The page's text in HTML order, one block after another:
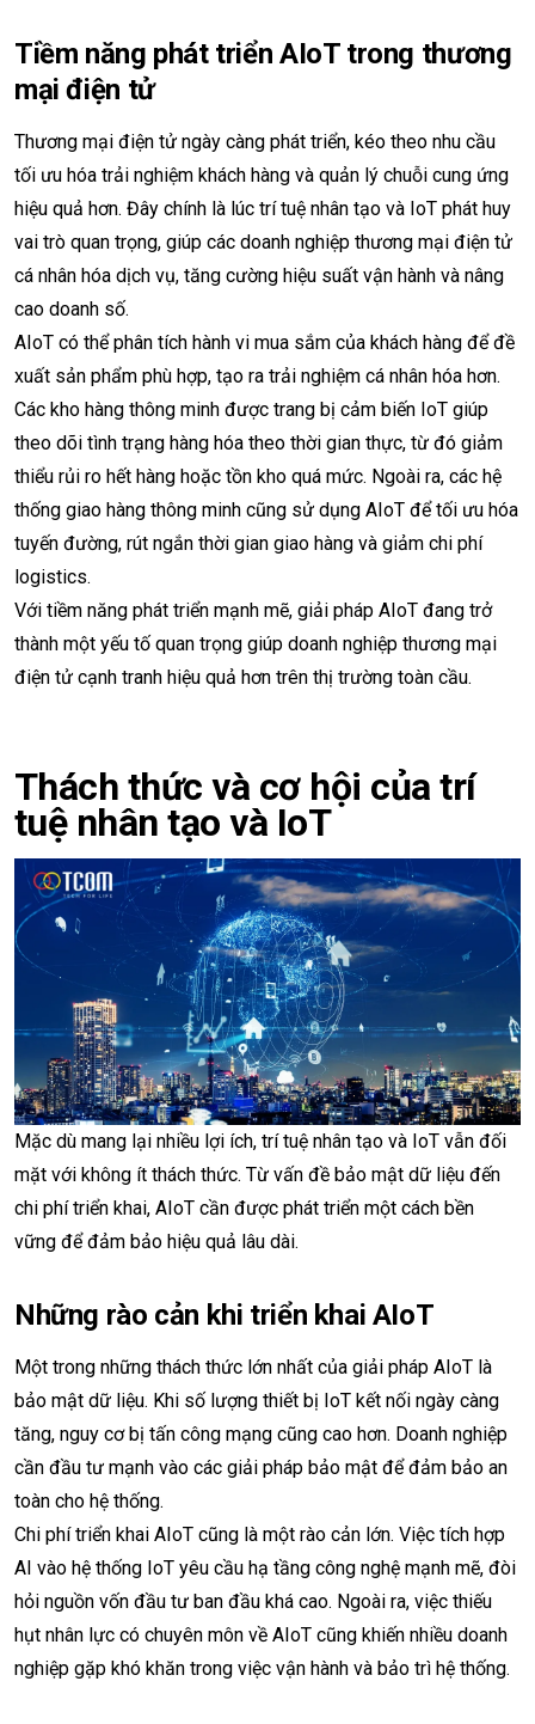
Tiềm năng phát triển AIoT trong thương
mại điện tử
Thương mại điện tử ngày càng phát triển, kéo theo nhu cầu
tối ưu hóa trải nghiệm khách hàng và quản lý chuỗi cung ứng
hiệu quả hơn. Đây chính là lúc trí tuệ nhân tạo và IoT phát huy
vai trò quan trọng, giúp các doanh nghiệp thương mại điện tử
cá nhân hóa dịch vụ, tăng cường hiệu suất vận hành và nâng
cao doanh số.
AIoT có thể phân tích hành vi mua sắm của khách hàng để đề
xuất sản phẩm phù hợp, tạo ra trải nghiệm cá nhân hóa hơn.
Các kho hàng thông minh được trang bị cảm biến IoT giúp
theo dõi tình trạng hàng hóa theo thời gian thực, từ đó giảm
thiểu rủi ro hết hàng hoặc tồn kho quá mức. Ngoài ra, các hệ
thống giao hàng thông minh cũng sử dụng AIoT để tối ưu hóa
tuyến đường, rút ngắn thời gian giao hàng và giảm chi phí
logistics.
Với tiềm năng phát triển mạnh mẽ, giải pháp AIoT đang trở
thành một yếu tố quan trọng giúp doanh nghiệp thương mại
điện tử cạnh tranh hiệu quả hơn trên thị trường toàn cầu.
Thách thức và cơ hội của trí
tuệ nhân tạo và IoT
Mặc dù mang lại nhiều lợi ích, trí tuệ nhân tạo và IoT vẫn đối
mặt với không ít thách thức. Từ vấn đề bảo mật dữ liệu đến
chi phí triển khai, AIoT cần được phát triển một cách bền
vững để đảm bảo hiệu quả lâu dài.
Những rào cản khi triển khai AIoT
Một trong những thách thức lớn nhất của giải pháp AIoT là
bảo mật dữ liệu. Khi số lượng thiết bị IoT kết nối ngày càng
tăng, nguy cơ bị tấn công mạng cũng cao hơn. Doanh nghiệp
cần đầu tư mạnh vào các giải pháp bảo mật để đảm bảo an
toàn cho hệ thống.
Chi phí triển khai AIoT cũng là một rào cản lớn. Việc tích hợp
AI vào hệ thống IoT yêu cầu hạ tầng công nghệ mạnh mẽ, đòi
hỏi nguồn vốn đầu tư ban đầu khá cao. Ngoài ra, việc thiếu
hụt nhân lực có chuyên môn về AIoT cũng khiến nhiều doanh
nghiệp gặp khó khăn trong việc vận hành và bảo trì hệ thống.